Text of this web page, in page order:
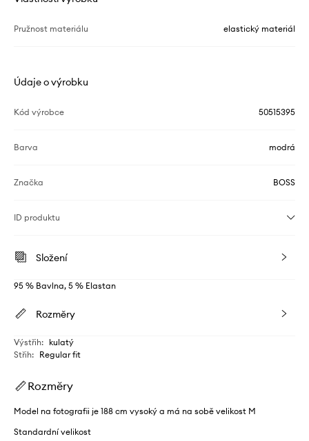
Pružnost materiálu elastický materiál
Údaje o výrobku
Kód výrobce 50515395
Barva modrá
Značka BOSS
ID produktu
Složení
95 % Bavlna, 5 % Elastan
Rozměry
Výstřih: kulatý
Střih: Regular fit
Rozměry
Model na fotografii je 188 cm vysoký a má na sobě velikost M
Standardní velikost